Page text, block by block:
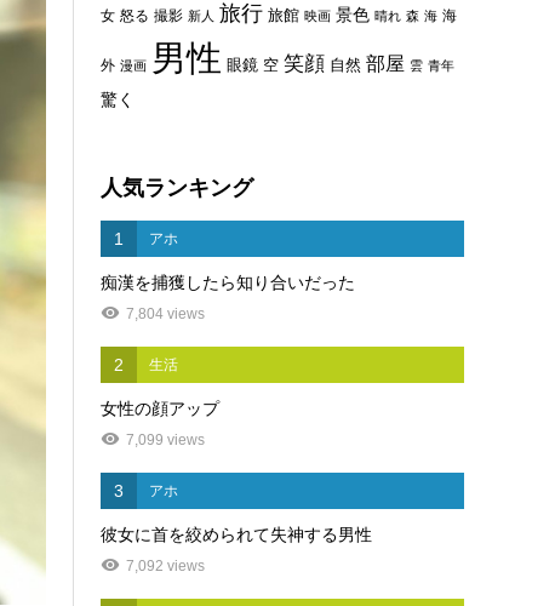
女 怒る 撮影 新人 旅行 旅館 映画 景色 晴れ 森 海 海
外 漫画 男性 眼鏡 空 笑顔 自然 部屋 雲 青年
驚く
人気ランキング
1 アホ
痴漢を捕獲したら知り合いだった
7,804 views
2 生活
女性の顔アップ
7,099 views
3 アホ
彼女に首を絞められて失神する男性
7,092 views